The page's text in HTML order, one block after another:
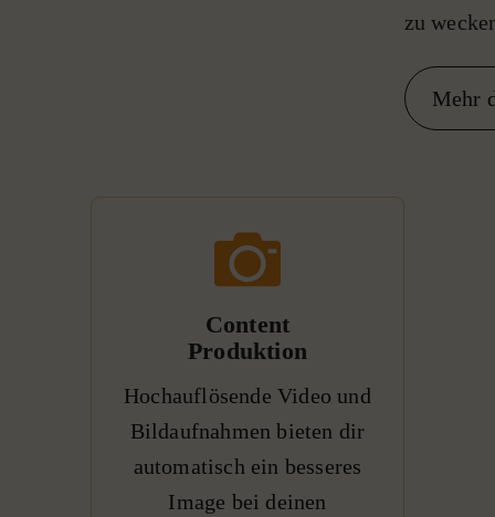
zu
Mehr
Content
Produktion
Hochauflösende Video und
Bildaufnahmen bieten dir
automatisch ein besseres
Image bei deinen